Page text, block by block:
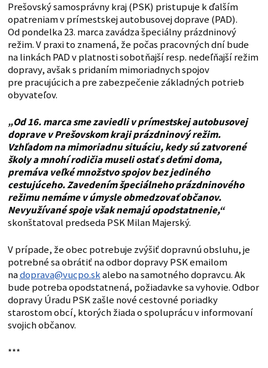
Prešovský samosprávny kraj (PSK) pristupuje k ďalším
opatreniam v prímestskej autobusovej doprave (PAD).
Od pondelka 23. marca zavádza špeciálny prázdninový
režim. V praxi to znamená, že počas pracovných dní bude
na linkách PAD v platnosti sobotňajší resp. nedeľňajší režim
dopravy, avšak s pridaním mimoriadnych spojov
pre pracujúcich a pre zabezpečenie základných potrieb
obyvateľov.
„Od 16. marca sme zaviedli v prímestskej autobusovej
doprave v Prešovskom kraji prázdninový režim.
Vzhľadom na mimoriadnu situáciu, kedy sú zatvorené
školy a mnohí rodičia museli ostať s deťmi doma,
premáva veľké množstvo spojov bez jediného
cestujúceho. Zavedením špeciálneho prázdninového
režimu nemáme v úmysle obmedzovať občanov.
Nevyužívané spoje však nemajú opodstatnenie,“
skonštatoval predseda PSK Milan Majerský.
V prípade, že obec potrebuje zvýšiť dopravnú obsluhu, je
potrebné sa obrátiť na odbor dopravy PSK emailom
nadoprava@vucpo.skalebo na samotného dopravcu. Ak
bude potreba opodstatnená, požiadavke sa vyhovie. Odbor
dopravy Úradu PSK zašle nové cestovné poriadky
starostom obcí, ktorých žiada o spoluprácu v informovaní
svojich občanov.
***